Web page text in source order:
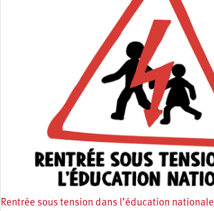
Rentrée sous tension dans l’éducation nationale